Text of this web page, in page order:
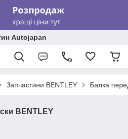
Autojapan
Запчастини BENTLEY Балка
BENTLEY